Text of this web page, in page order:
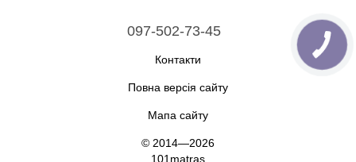
097-502-73-45
Контакти
Повна версія сайту
Мапа сайту
© 2014—2026
101matras